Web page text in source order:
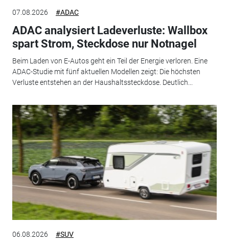
07.08.2026 #ADAC
ADAC analysiert Ladeverluste: Wallbox
spart Strom, Steckdose nur Notnagel
Beim Laden von E-Autos geht ein Teil der Energie verloren. Eine
ADAC-Studie mit fünf aktuellen Modellen zeigt: Die höchsten
Verluste entstehen an der Haushaltssteckdose. Deutlich...
06.08.2026 #SUV